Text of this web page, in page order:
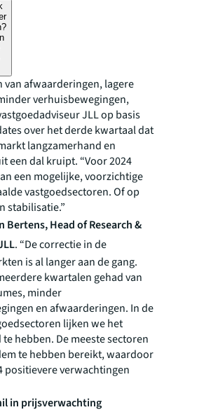
van afwaarderingen, lagere
verhuisbewegingen,
JLL op basis
over het derde kwartaal dat
langzamerhand en
een dal kruipt. “Voor 2024
een mogelijke, voorzichtige
vastgoedsectoren. Of op
stabilisatie.”
Bertens, Head of Research &
. “De correctie in de
is al langer aan de gang.
kwartalen gehad van
minder
en afwaarderingen. In de
lijken we het
hebben. De meeste sectoren
te hebben bereikt, waardoor
positievere verwachtingen
in prijsverwachting